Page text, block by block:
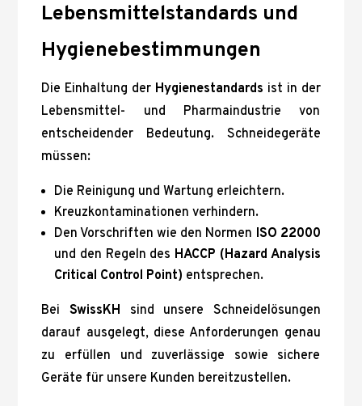
Lebensmittelstandards und
Hygienebestimmungen
Die Einhaltung der Hygienestandards ist in der
Lebensmittel- und Pharmaindustrie von
entscheidender Bedeutung. Schneidegeräte
müssen:
Die Reinigung und Wartung erleichtern.
Kreuzkontaminationen verhindern.
Den Vorschriften wie den Normen ISO 22000
und den Regeln des HACCP (Hazard Analysis
Critical Control Point) entsprechen.
Bei SwissKH sind unsere Schneidelösungen
darauf ausgelegt, diese Anforderungen genau
zu erfüllen und zuverlässige sowie sichere
Geräte für unsere Kunden bereitzustellen.